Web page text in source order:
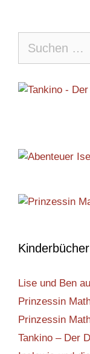
nach:
Kinderbücher
Lise und Ben
Prinzessin
Prinzessin
Tankino – Der